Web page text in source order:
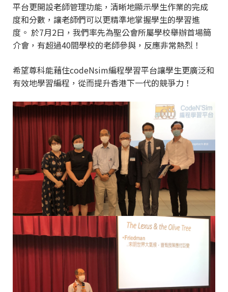
平台更開設老師管理功能，清晰地顯示學生作業的完成
度和分數，讓老師們可以更精準地掌握學生的學習進
度。 於7月2日，我們率先為聖公會所屬學校舉辦首場簡
介會，有超過40間學校的老師參與，反應非常熱烈！
希望尊科能藉住codeNsim編程學習平台讓學生更廣泛和
有效地學習編程，從而提升香港下一代的競爭力！
En